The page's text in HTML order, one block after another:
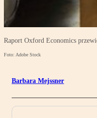
Raport Oxford Economics
Foto: Adobe Stock
Barbara Mejssner